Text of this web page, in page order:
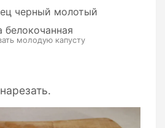
черный молотый
белокочанная
молодую капусту